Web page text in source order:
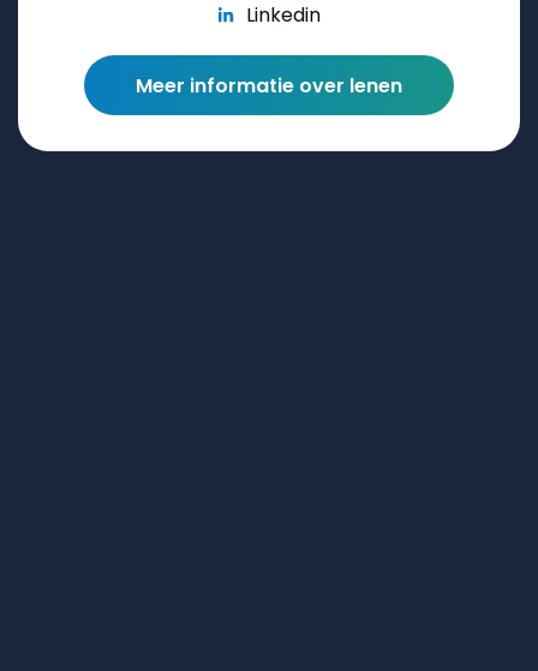
Linkedin
Meer informatie over lenen